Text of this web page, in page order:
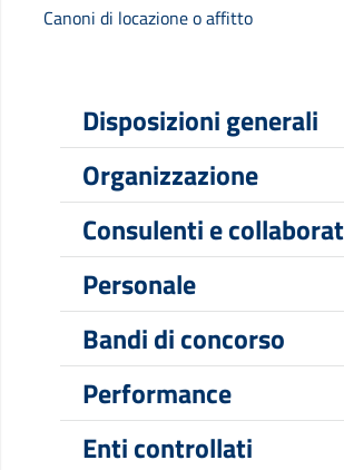
Canoni di locazione o affitto
Disposizioni generali
Organizzazione
Consulenti e
Personale
Bandi di concorso
Performance
Enti controllati